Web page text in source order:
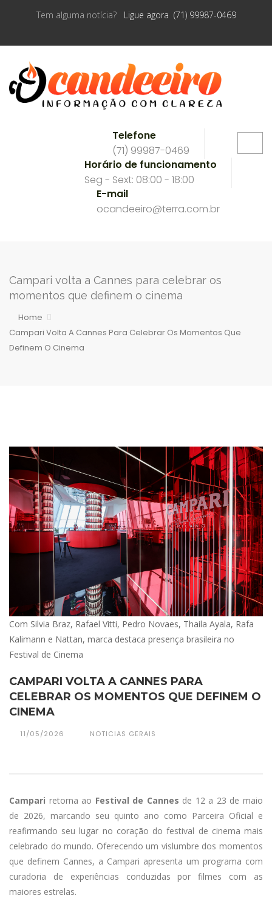
Tem alguma notícia? Ligue agora (71) 99987-0469
Telefone
(71) 99987-0469
Horário de funcionamento
Seg - Sext: 08:00 - 18:00
E-mail
ocandeeiro@terra.com.br
Campari volta a Cannes para celebrar os
momentos que definem o cinema
Home
Campari Volta A Cannes Para Celebrar Os Momentos Que
Definem O Cinema
Com Silvia Braz, Rafael Vitti, Pedro Novaes, Thaila Ayala, Rafa
Kalimann e Nattan, marca destaca presença brasileira no
Festival de Cinema
CAMPARI VOLTA A CANNES PARA
CELEBRAR OS MOMENTOS QUE DEFINEM O
CINEMA
11/05/2026 NOTICIAS GERAIS
Campari retorna ao Festival de Cannes de 12 a 23 de maio
de 2026, marcando seu quinto ano como Parceira Oficial e
reafirmando seu lugar no coração do festival de cinema mais
celebrado do mundo. Oferecendo um vislumbre dos momentos
que definem Cannes, a Campari apresenta um programa com
curadoria de experiências conduzidas por filmes com as
maiores estrelas.